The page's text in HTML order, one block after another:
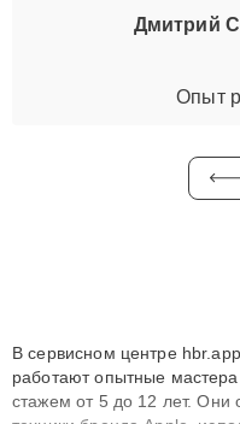
Дмитрий
Опыт
В сервисном центре
работают опытные
стажем от 5 до 12 лет. Они